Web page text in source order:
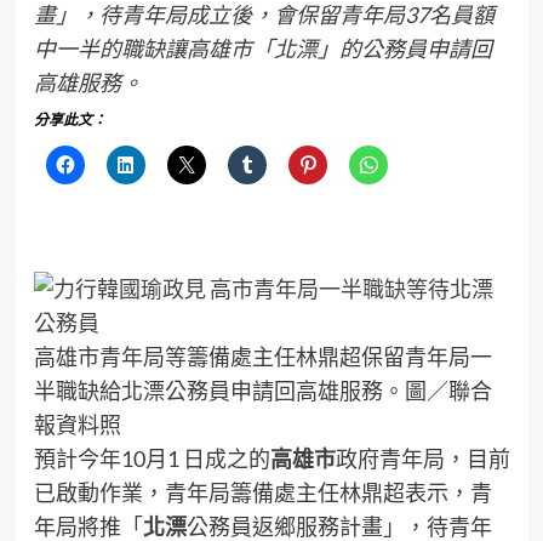
畫」，待青年局成立後，會保留青年局37名員額
中一半的職缺讓高雄市「北漂」的公務員申請回
高雄服務。
分享此文：
高雄市青年局等籌備處主任林鼎超保留青年局一
半職缺給北漂公務員申請回高雄服務。圖／聯合
報資料照
預計今年10月1 日成之的高雄市政府青年局，目前
已啟動作業，青年局籌備處主任林鼎超表示，青
年局將推「北漂公務員返鄉服務計畫」，待青年